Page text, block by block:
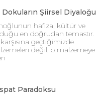
Dokuların Şiirsel Diyaloğu
hafıza, kültür ve
en doğrudan temastır.
geçtiğimizde
değil, o malzemeye
Paradoksu